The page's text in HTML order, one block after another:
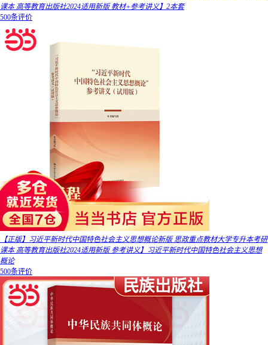
课本 高等教育出版社2024适用新版 教材+参考讲义】2本套
500条评价
【正版】习近平新时代中国特色社会主义思想概论新版 思政重点教材大学专升本考研
课本 高等教育出版社2024适用新版 参考讲义】习近平新时代中国特色社会主义思想
概论
500条评价